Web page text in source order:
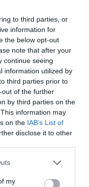
to third parties, or
information for
the below opt-out
note that after your
continue seeing
information utilized by
third parties prior to
of the further
by third parties on the
information may
on the IAB’s List of
disclose it to other
one or more Google
You may click to
my